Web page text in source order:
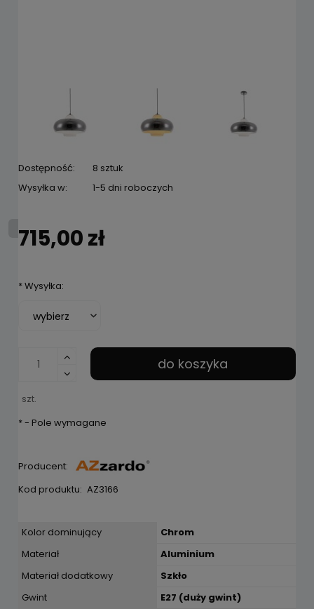
Dostępność:
8 sztuk
Wysyłka w:
1-5 dni roboczych
715,00 zł
*Wysyłka:
szt.
do koszyka
*- Pole wymagane
Producent:
Kod produktu: AZ3166
Kolor dominujący
Chrom
Materiał
Aluminium
Materiał dodatkowy
Szkło
Gwint
E27 (duży gwint)